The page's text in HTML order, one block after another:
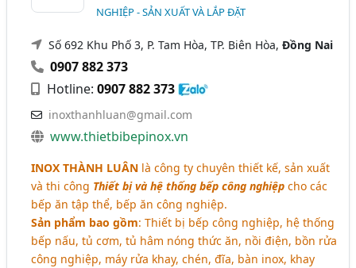
NGHIỆP - SẢN XUẤT VÀ LẮP ĐẶT
Số 692 Khu Phố 3, P. Tam Hòa, TP. Biên Hòa,Đồng Nai
0907 882 373
Hotline:0907 882 373
inoxthanhluan@gmail.com
www.thietbibepinox.vn
INOX THÀNH LUÂN là công ty chuyên thiết kế, sản xuất
và thi công Thiết bị và hệ thống bếp công nghiệp cho các
bếp ăn tập thể, bếp ăn công nghiệp.
Sản phẩm bao gồm: Thiết bị bếp công nghiệp, hệ thống
bếp nấu, tủ cơm, tủ hâm nóng thức ăn, nồi điện, bồn rửa
công nghiệp, máy rửa khay, chén, đĩa, bàn inox, khay